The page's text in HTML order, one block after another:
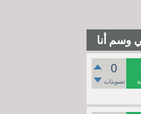
وسم أنا
0
تصويتات